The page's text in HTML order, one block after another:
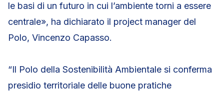
le basi di un futuro in cui l’ambiente torni a essere
centrale», ha dichiarato il project manager del
Polo, Vincenzo Capasso.
“Il Polo della Sostenibilità Ambientale si conferma
presidio territoriale delle buone pratiche